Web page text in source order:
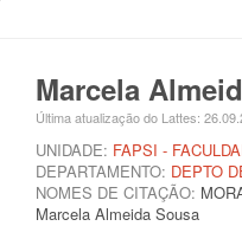
Marcela
Última atualização do Lattes:
UNIDADE: FAPSI -
DEPARTAMENTO: DEPTO
NOMES DE CITAÇÃO:
Marcela Almeida Sousa